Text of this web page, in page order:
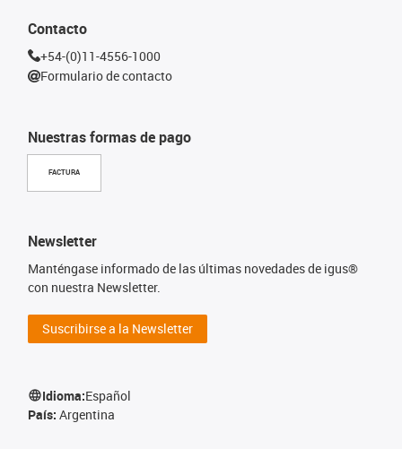
Nuestras formas de pago
FACTURA
Contacto
+54-(0)11-4556-1000
Formulario de contacto
Newsletter
Manténgase informado de las últimas novedades de igus®
con nuestra Newsletter.
Suscribirse a la Newsletter
Idioma:Español
País: Argentina